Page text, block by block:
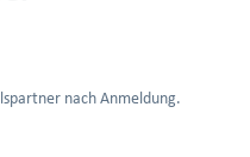
nach Anmeldung.